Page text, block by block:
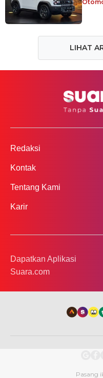
LIHAT
Redaksi
Kontak
Tentang Kami
Karir
Dapatkan Aplikasi
Suara.com